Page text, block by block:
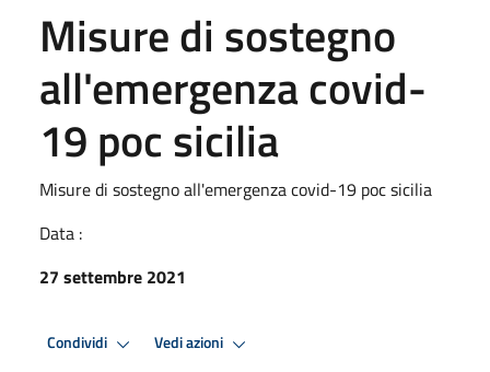
Misure di sostegno
all'emergenza covid-
19 poc sicilia
Misure di sostegno all'emergenza covid-19 poc sicilia
Data :
27 settembre 2021
Condividi Vedi azioni